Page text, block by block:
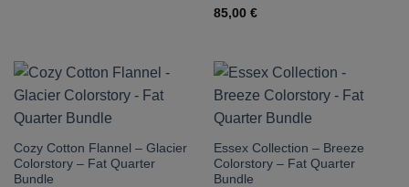
85,00 €
Cozy Cotton Flannel – Glacier
Colorstory – Fat Quarter
Bundle
Essex Collection – Breeze
Colorstory – Fat Quarter
Bundle